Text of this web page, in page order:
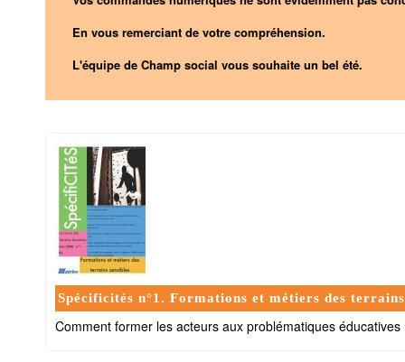
En vous remerciant de votre compréhension.
L'équipe de Champ social vous souhaite un bel été.
Spécificités n°1. Formations et métiers des terrains
Comment former les acteurs aux problématiques